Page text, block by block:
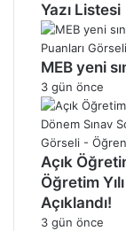
Yazı Listesi
MEB yeni
3 gün önce
Açık
Öğretim
Açıklandı!
3 gün önce